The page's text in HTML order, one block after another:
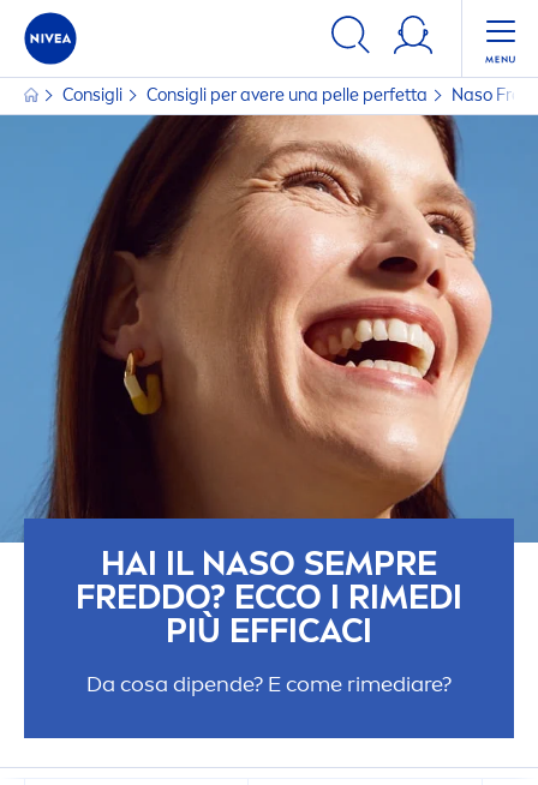
Consigli Consigli per avere una pelle perfetta Naso
HAI IL NASO SEMPRE
FREDDO? ECCO I RIMEDI
PIÙ EFFICACI
Da cosa dipende? E come rimediare?